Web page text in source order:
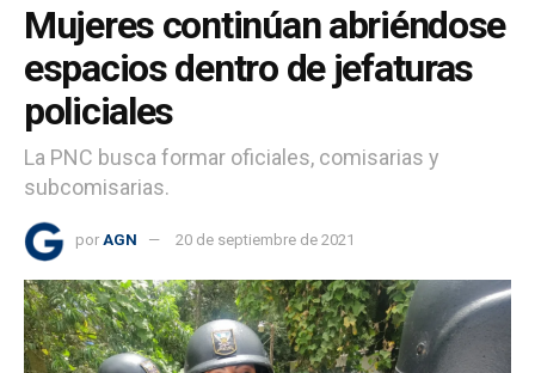
Mujeres continúan abriéndose
espacios dentro de jefaturas
policiales
La PNC busca formar oficiales, comisarias y
subcomisarias.
por AGN 20 de septiembre de 2021